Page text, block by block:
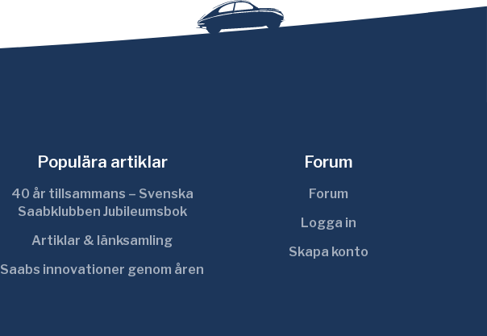
Populära artiklar
40 år tillsammans – Svenska
Saabklubben Jubileumsbok
Artiklar & länksamling
Saabs innovationer genom åren
Forum
Forum
Logga in
Skapa konto